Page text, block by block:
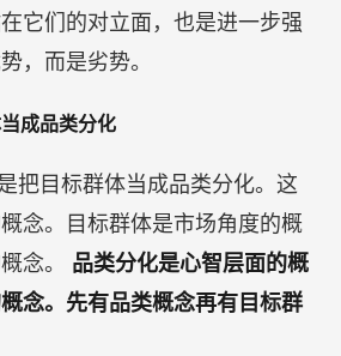
它们的对立面，也是进一步强
，而是劣势。
成品类分化
把目标群体当成品类分化。这
念。目标群体是市场角度的概
念。 品类分化是心智层面的概
念。先有品类概念再有目标群